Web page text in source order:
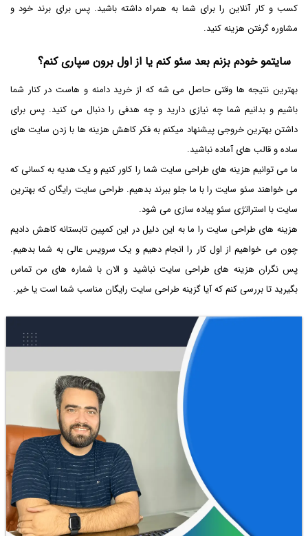
کسب و کار آنلاین را برای شما به همراه داشته باشید. پس برای برند خود و
مشاوره گرفتن هزینه کنید.
سایتمو خودم بزنم بعد سئو کنم یا از اول برون سپاری کنم؟
بهترین نتیجه ها وقتی حاصل می شه که از خرید دامنه و هاست در کنار شما
باشیم و بدانیم شما چه نیازی دارید و چه هدفی را دنبال می کنید. پس برای
داشتن بهترین خروجی پیشنهاد میکنم به فکر کاهش هزینه ها با زدن سایت های
ساده و قالب های آماده نباشید.
ما می توانیم هزینه های طراحی سایت شما را کاور کنیم و یک هدیه به کسانی که
می خواهند سئو سایت را با ما جلو ببرند بدهیم. طراحی سایت رایگان که بهترین
سایت با استراتژی سئو پیاده سازی می شود.
هزینه های طراحی سایت را ما به این دلیل در این کمپین تابستانه کاهش دادیم
چون می خواهیم از اول کار را انجام دهیم و یک سرویس عالی به شما بدهیم.
پس نگران هزینه های طراحی سایت نباشید و الان با شماره های من تماس
بگیرید تا بررسی کنم که آیا گزینه طراحی سایت رایگان مناسب شما است یا خیر.